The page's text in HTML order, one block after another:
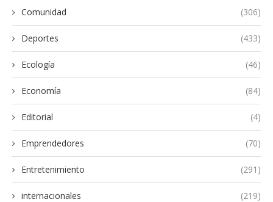
Comunidad (306)
Deportes (433)
Ecología (46)
Economía (84)
Editorial (4)
Emprendedores (70)
Entretenimiento (291)
internacionales (219)